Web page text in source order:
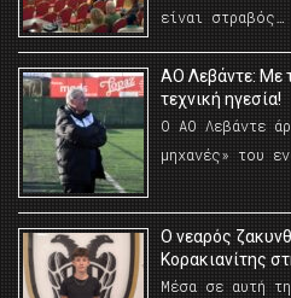
είναι στραβός…
ΑΟ Λεβάντε: Με
τεχνική ηγεσία!
Ο ΑΟ Λεβάντε
μηχανές» του
O νεαρός
Κορακιανίτης
Μέσα σε αυτή